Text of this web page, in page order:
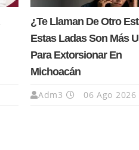
¿Te Llaman De Otro
Estas Ladas Son Más
Para Extorsionar En
Michoacán
Adm3 06 Ago 2026